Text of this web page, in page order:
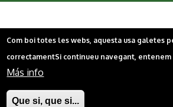
Com boi totes les webs, aquesta usa galetes
correctamentSi continueu navegant,
Más info
Que si, que si...